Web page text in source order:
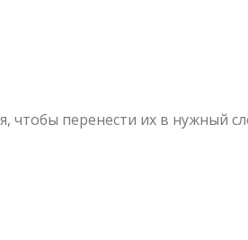
перенести их в нужный